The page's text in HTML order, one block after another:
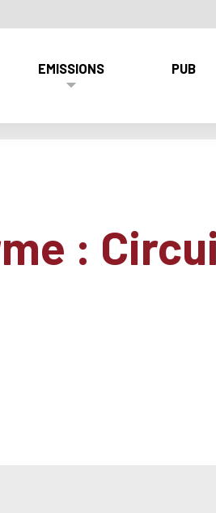
EMISSIONS PUB
: